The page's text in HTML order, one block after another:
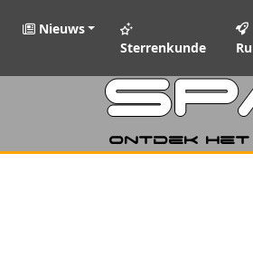
Nieuws
Sterrenkunde
Ontdek